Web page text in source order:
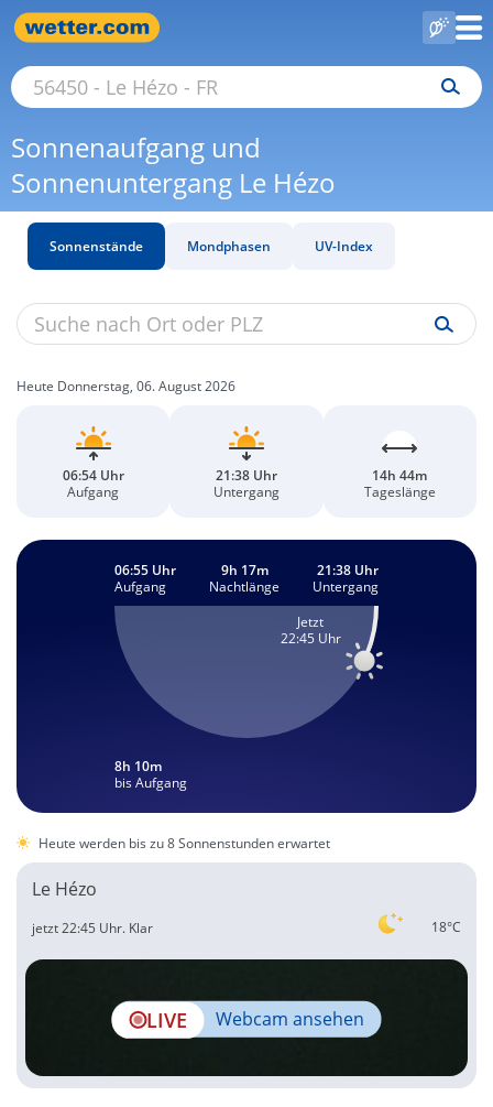
Sonnenaufgang und
Sonnenuntergang Le Hézo
Sonnenstände Mondphasen UV-Index
Heute Donnerstag, 06. August 2026
06:54 Uhr
Aufgang
21:38 Uhr
Untergang
14h 44m
Tageslänge
8h 10m
bis Aufgang
Jetzt
22:45 Uhr
06:55 Uhr
Aufgang
9h 17m
Nachtlänge
21:38 Uhr
Untergang
Heute werden bis zu 8 Sonnenstunden erwartet
Le Hézo
18°C
jetzt 22:45 Uhr. Klar
LIVE Webcam ansehen